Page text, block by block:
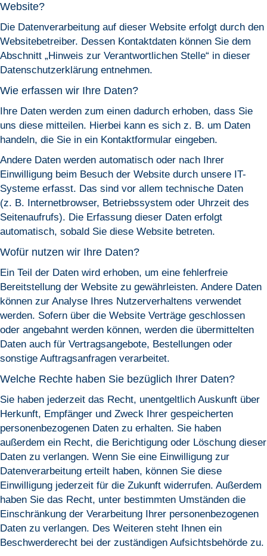
Website?
Die Datenverarbeitung auf dieser Website erfolgt durch den
Websitebetreiber. Dessen Kontaktdaten können Sie dem
Abschnitt „Hinweis zur Verantwortlichen Stelle“ in dieser
Datenschutzerklärung entnehmen.
Wie erfassen wir Ihre Daten?
Ihre Daten werden zum einen dadurch erhoben, dass Sie
uns diese mitteilen. Hierbei kann es sich z. B. um Daten
handeln, die Sie in ein Kontaktformular eingeben.
Andere Daten werden automatisch oder nach Ihrer
Einwilligung beim Besuch der Website durch unsere IT-
Systeme erfasst. Das sind vor allem technische Daten
(z. B. Internetbrowser, Betriebssystem oder Uhrzeit des
Seitenaufrufs). Die Erfassung dieser Daten erfolgt
automatisch, sobald Sie diese Website betreten.
Wofür nutzen wir Ihre Daten?
Ein Teil der Daten wird erhoben, um eine fehlerfreie
Bereitstellung der Website zu gewährleisten. Andere Daten
können zur Analyse Ihres Nutzerverhaltens verwendet
werden. Sofern über die Website Verträge geschlossen
oder angebahnt werden können, werden die übermittelten
Daten auch für Vertragsangebote, Bestellungen oder
sonstige Auftragsanfragen verarbeitet.
Welche Rechte haben Sie bezüglich Ihrer Daten?
Sie haben jederzeit das Recht, unentgeltlich Auskunft über
Herkunft, Empfänger und Zweck Ihrer gespeicherten
personenbezogenen Daten zu erhalten. Sie haben
außerdem ein Recht, die Berichtigung oder Löschung dieser
Daten zu verlangen. Wenn Sie eine Einwilligung zur
Datenverarbeitung erteilt haben, können Sie diese
Einwilligung jederzeit für die Zukunft widerrufen. Außerdem
haben Sie das Recht, unter bestimmten Umständen die
Einschränkung der Verarbeitung Ihrer personenbezogenen
Daten zu verlangen. Des Weiteren steht Ihnen ein
Beschwerderecht bei der zuständigen Aufsichtsbehörde zu.